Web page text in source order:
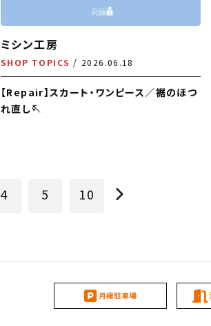
ミシン工房
SHOP TOPICS 2026.06.18
【Repair】スカート・ワンピース／裾のほつ
れ直し🪡
4 5 10